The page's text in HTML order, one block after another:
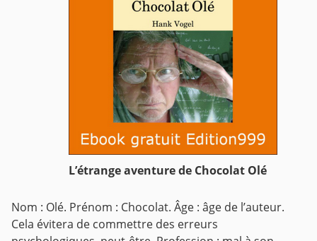
L’étrange aventure de Chocolat Olé
Nom : Olé. Prénom : Chocolat. Âge : âge de l’auteur.
Cela évitera de commettre des erreurs